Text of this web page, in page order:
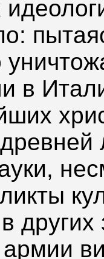
в